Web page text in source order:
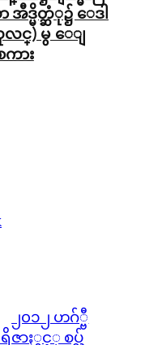
အီဒ္မိတ္ဆံု၌ ေဒါ
လင္) မွ ေျ
ား
၂၀၁၂ ဟဂ်္ဗီ
ဇာႏွင့္ စပ္လ်